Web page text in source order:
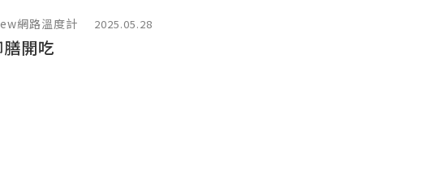
網路溫度計 2025.05.28
開吃